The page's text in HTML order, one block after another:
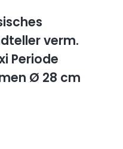
verm.
Periode
Ø 28 cm